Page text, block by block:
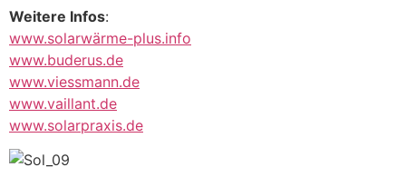
Weitere Infos:
www.solarwärme-plus.info
www.buderus.de
www.viessmann.de
www.vaillant.de
www.solarpraxis.de